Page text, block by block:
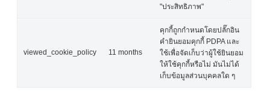
"ประสิทธิภาพ"
viewed_cookie_policy 11 months
คุกกี้ถูกกำหนดโดยปลั๊กอิน
คำยินยอมคุกกี้ PDPA และ
ใช้เพื่อจัดเก็บว่าผู้ใช้ยินยอม
ให้ใช้คุกกี้หรือไม่ มันไม่ได้
เก็บข้อมูลส่วนบุคคลใด ๆ